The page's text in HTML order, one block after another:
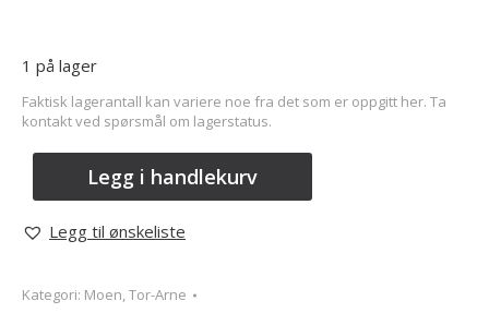
1 på lager
Faktisk lagerantall kan variere noe fra det som er oppgitt her. Ta
kontakt ved spørsmål om lagerstatus.
Legg i handlekurv
Legg til ønskeliste
Kategori: Moen, Tor-Arne